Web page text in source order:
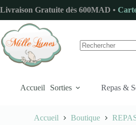
au
contenu
Livraison Gratuite dès 600MAD •
Accueil Sorties Repas &
Accueil Boutique